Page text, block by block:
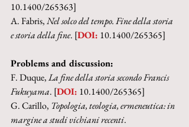
10.1400/265363]
A. Fabris, Nel solco del tempo. Fine della storia
e storia della fine. [DOI: 10.1400/265365]
Problems and discussion:
F. Duque, La fine della storia secondo Francis
Fukuyama. [DOI: 10.1400/265365]
G. Carillo, Topologia, teologia, ermeneutica: in
margine a studi vichiani recenti.